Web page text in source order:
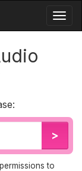
>
to